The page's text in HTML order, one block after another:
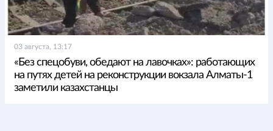
03 августа, 13:17
«Без спецобуви, обедают на лавочках»: работающих
на путях детей на реконструкции вокзала Алматы-1
заметили казахстанцы